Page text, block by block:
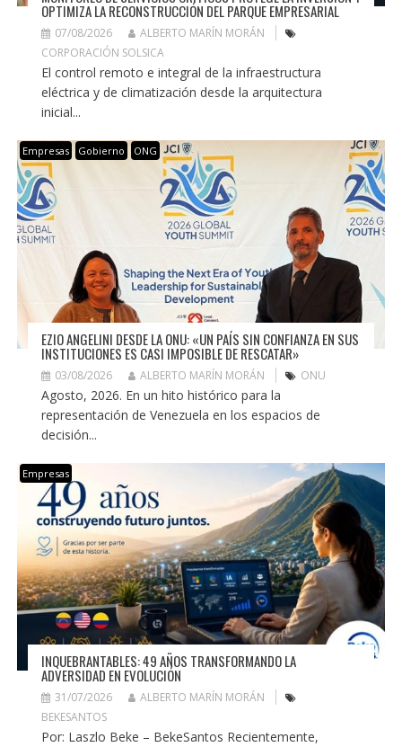
OPTIMIZA LA RECONSTRUCCIÓN DEL PARQUE EMPRESARIAL
07/08/2026
ALBERTO MARÍN MORÁN
CORPORACIÓN SOLSICA
El control remoto e integral de la infraestructura
eléctrica y de climatización desde la arquitectura
inicial...
Empresas Gobierno ONG
EZIO ANGELINI DESDE LA ONU: «UN PAÍS SIN CONFIANZA EN SUS
INSTITUCIONES ES CASI IMPOSIBLE DE RESCATAR»
03/08/2026 ALBERTO MARÍN MORÁN ONU
Agosto, 2026. En un hito histórico para la
representación de Venezuela en los espacios de
decisión...
Empresas
INQUEBRANTABLES: 49 AÑOS TRANSFORMANDO LA
ADVERSIDAD EN EVOLUCIÓN
31/07/2026
ALBERTO MARÍN MORÁN
BEKESANTOS
Por: Laszlo Beke – BekeSantos Recientemente,